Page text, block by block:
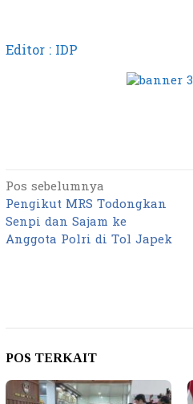
Editor : IDP
Navigasi
pos
Pos sebelumnya
Pengikut MRS Todongkan
Senpi dan Sajam ke
Anggota Polri di Tol Japek
POS TERKAIT